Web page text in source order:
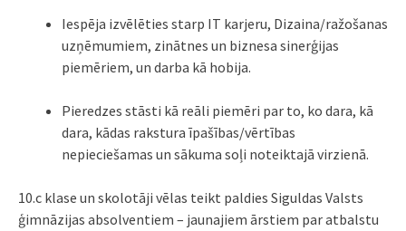
Iespēja izvēlēties starp IT karjeru, Dizaina/ražošanas
uzņēmumiem, zinātnes un biznesa sinerģijas
piemēriem, un darba kā hobija.
Pieredzes stāsti kā reāli piemēri par to, ko dara, kā
dara, kādas rakstura īpašības/vērtības
nepieciešamas un sākuma soļi noteiktajā virzienā.
10.c klase un skolotāji vēlas teikt paldies Siguldas Valsts
ģimnāzijas absolventiem – jaunajiem ārstiem par atbalstu